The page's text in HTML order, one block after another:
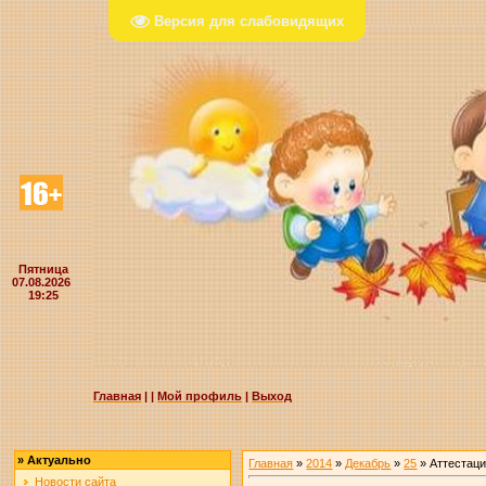
Версия для слабовидящих
Пятница
07.08.2026
19:25
Главная||Мой профиль|Выход
»Актуально
Новости сайта
Главная »2014 » Декабрь » 25 »